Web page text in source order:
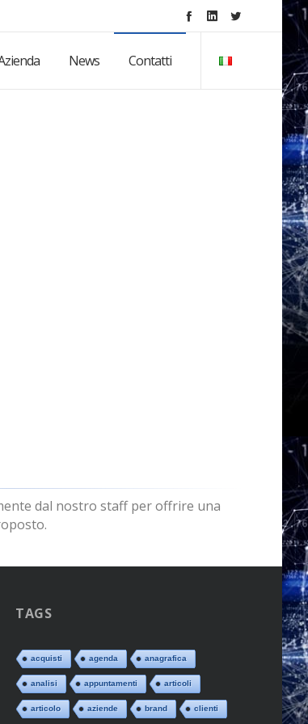
News Contatti
dal nostro staff per offrire una
TAGS
acquisti agenda anagrafica
analisi appuntamenti articoli
articolo aziende brand clienti